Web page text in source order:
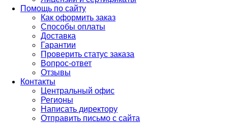
Помощь по сайту
Как оформить заказ
Способы оплаты
Доставка
Гарантии
Проверить статус заказа
Вопрос-ответ
Отзывы
Контакты
Центральный офис
Регионы
Написать директору
Отправить письмо с сайта